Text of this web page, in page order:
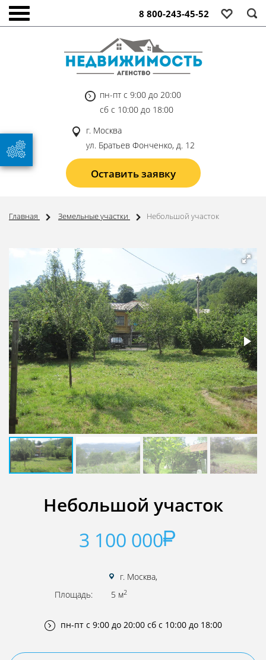
8 800-243-45-52
пн-пт с 9:00 до 20:00
сб с 10:00 до 18:00
г. Москва
ул. Братьев Фонченко, д. 12
Оставить заявку
Главная Земельные участки Небольшой участок
Небольшой участок
3 100 000
г. Москва,
Площадь:
5 м2
пн-пт с 9:00 до 20:00 сб с 10:00 до 18:00